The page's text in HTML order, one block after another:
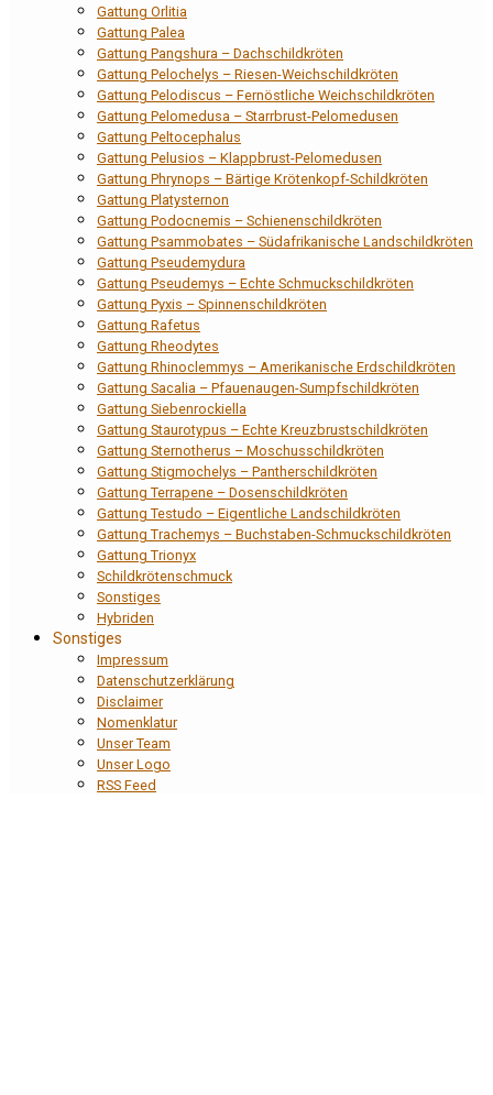
Gattung Orlitia
Gattung Palea
Gattung Pangshura – Dachschildkröten
Gattung Pelochelys – Riesen-Weichschildkröten
Gattung Pelodiscus – Fernöstliche Weichschildkröten
Gattung Pelomedusa – Starrbrust-Pelomedusen
Gattung Peltocephalus
Gattung Pelusios – Klappbrust-Pelomedusen
Gattung Phrynops – Bärtige Krötenkopf-Schildkröten
Gattung Platysternon
Gattung Podocnemis – Schienenschildkröten
Gattung Psammobates – Südafrikanische Landschildkröten
Gattung Pseudemydura
Gattung Pseudemys – Echte Schmuckschildkröten
Gattung Pyxis – Spinnenschildkröten
Gattung Rafetus
Gattung Rheodytes
Gattung Rhinoclemmys – Amerikanische Erdschildkröten
Gattung Sacalia – Pfauenaugen-Sumpfschildkröten
Gattung Siebenrockiella
Gattung Staurotypus – Echte Kreuzbrustschildkröten
Gattung Sternotherus – Moschusschildkröten
Gattung Stigmochelys – Pantherschildkröten
Gattung Terrapene – Dosenschildkröten
Gattung Testudo – Eigentliche Landschildkröten
Gattung Trachemys – Buchstaben-Schmuckschildkröten
Gattung Trionyx
Schildkrötenschmuck
Sonstiges
Hybriden
Sonstiges
Impressum
Datenschutzerklärung
Disclaimer
Nomenklatur
Unser Team
Unser Logo
RSS Feed